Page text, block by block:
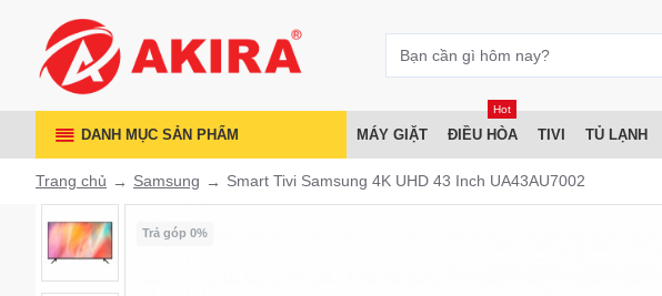
DANH MỤC SẢN PHẨM MÁY GIẶT ĐIỀU HÒA
Hot
TIVI TỦ LẠNH
Trang chủ Samsung Smart Tivi Samsung 4K UHD 43 Inch UA43AU7002
Trả góp 0%